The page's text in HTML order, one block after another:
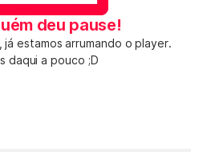
deu pause!
estamos arrumando o player.
daqui a pouco ;D